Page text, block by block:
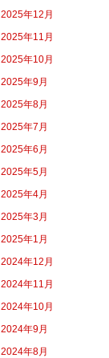
2025年12月
2025年11月
2025年10月
2025年9月
2025年8月
2025年7月
2025年6月
2025年5月
2025年4月
2025年3月
2025年1月
2024年12月
2024年11月
2024年10月
2024年9月
2024年8月